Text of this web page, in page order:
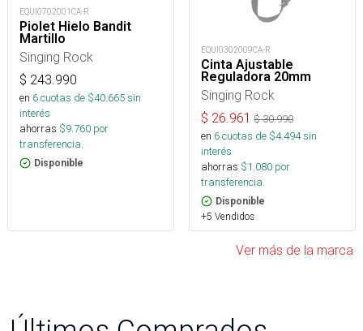
EQUI0702001CA-R
Piolet Hielo Bandit
Martillo
Singing Rock
$ 243.990
en 6cuotas de $40.665sin
interés
ahorras $9.760 por
transferencia.
Disponible
EQUI0302009CA-R
Cinta Ajustable
Reguladora 20mm
Singing Rock
$ 26.961 $30.990
en 6cuotas de $4.494sin
interés
ahorras $1.080 por
transferencia.
Disponible
+5 Vendidos
Ver más de la marca